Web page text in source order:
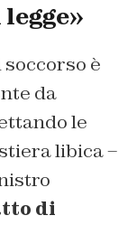
è
da
le
libica –
di